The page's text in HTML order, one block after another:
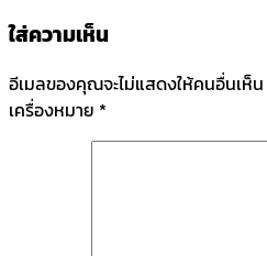
ใส่ความเห็น
อีเมลของคุณจะไม่แสดงให้คนอื่นเห็น
เครื่องหมาย *